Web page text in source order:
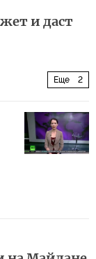
и даст
Еще 2